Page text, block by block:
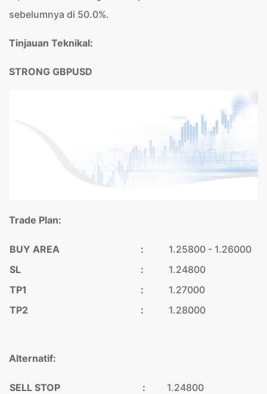
sebelumnya di 50.0%.
Tinjauan Teknikal:
STRONG GBPUSD
Trade Plan:
BUY AREA :
1.25800 - 1.26000
SL
:
1.24800
TP1
:
1.27000
TP2
: 1.28000
Alternatif:
SELL STOP :
1.24800